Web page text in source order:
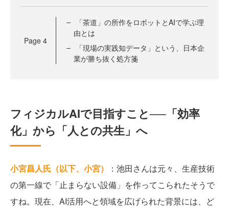
Page 4
「茶道」の所作をロボットとAIで学ぶ理
由とは
「現場の実践知データ」という、日本企
業が勝ち抜く処方箋
フィジカルAIで目指すこと──「効率
化」から「人との共生」へ
小宮昌人氏（以下、小宮）
：池田さんは元々、生産技術
の第一線で「止まらない設備」を作ってこられたそうで
すね。現在、AI活用へと領域を広げられた背景には、ど